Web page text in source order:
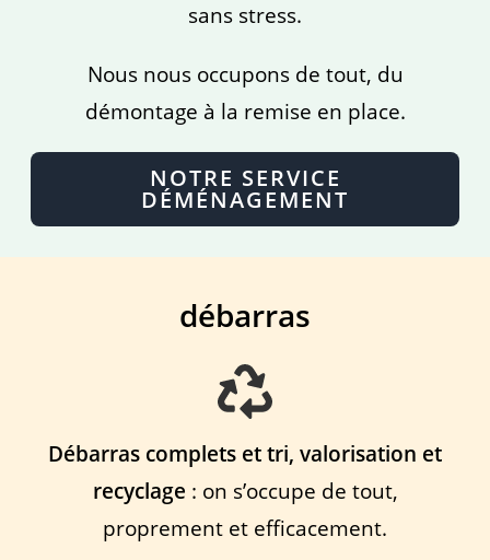
sans stress.
Nous nous occupons de tout, du
démontage à la remise en place.
NOTRE SERVICE
DÉMÉNAGEMENT
débarras
Débarras complets ettri, valorisation et
recyclage : on s’occupe de tout,
proprement et efficacement.